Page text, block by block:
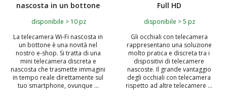
nascosta in un bottone
disponibile > 10 pz
La telecamera Wi-Fi nascosta in
un bottone è una novità nel
nostro e-shop. Si tratta di una
mini telecamera discreta e
nascosta che trasmette immagini
in tempo reale direttamente sul
tuo smartphone, ovunque ...
Full HD
disponibile > 5 pz
Gli occhiali con telecamera
rappresentano una soluzione
molto pratica e discreta tra i
dispositivi di telecamere
nascoste. Il grande vantaggio
degli occhiali con telecamera
rispetto ad altre telecamere ...